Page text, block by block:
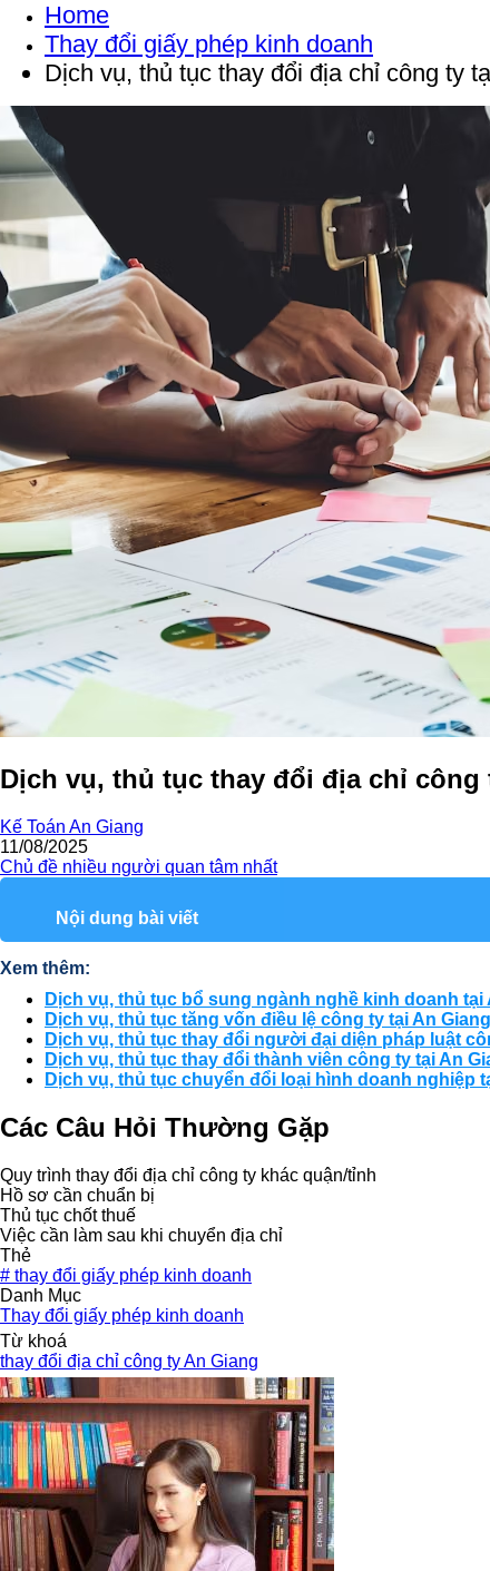
Home
Thay đổi giấy phép kinh doanh
Dịch vụ, thủ tục thay đổi địa chỉ công ty
Dịch vụ, thủ tục thay đổi địa chỉ công
Kế Toán An Giang
11/08/2025
Chủ đề nhiều người quan tâm nhất
Nội dung bài viết
Xem thêm:
Dịch vụ, thủ tục bổ sung ngành nghề kinh doanh tại
Dịch vụ, thủ tục tăng vốn điều lệ công ty tại An Giang
Dịch vụ, thủ tục thay đổi người đại diện pháp luật
Dịch vụ, thủ tục thay đổi thành viên công ty tại An
Dịch vụ, thủ tục chuyển đổi loại hình doanh nghiệp
Các Câu Hỏi Thường Gặp
Quy trình thay đổi địa chỉ công ty khác quận/tỉnh
Hồ sơ cần chuẩn bị
Thủ tục chốt thuế
Việc cần làm sau khi chuyển địa chỉ
Thẻ
# thay đổi giấy phép kinh doanh
Danh Mục
Thay đổi giấy phép kinh doanh
Từ khoá
thay đổi địa chỉ công ty An Giang